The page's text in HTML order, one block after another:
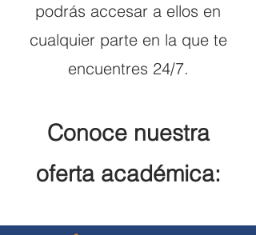
podrás accesar a ellos en
cualquier parte en la que te
encuentres 24/7.
Conoce nuestra
oferta académica: